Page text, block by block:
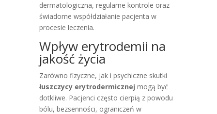
dermatologiczna, regularne kontrole oraz
świadome współdziałanie pacjenta w
procesie leczenia.
Wpływ erytrodemii na
jakość życia
Zarówno fizyczne, jak i psychiczne skutki
łuszczycy erytrodermicznej mogą być
dotkliwe. Pacjenci często cierpią z powodu
bólu, bezsenności, ograniczeń w